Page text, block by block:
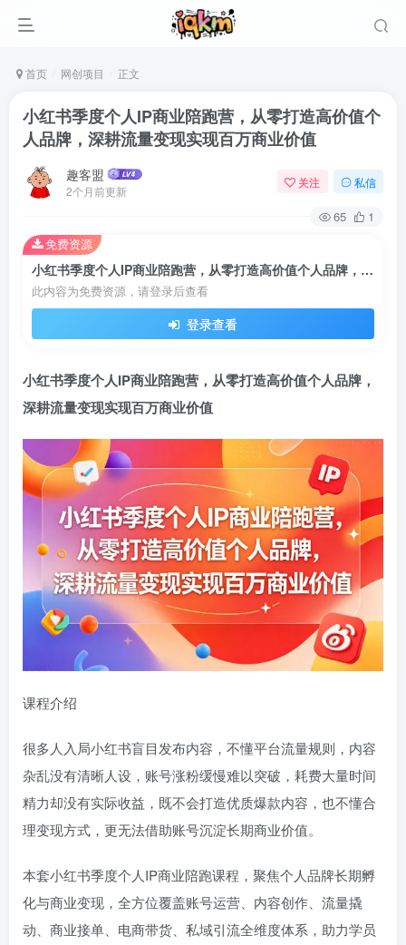
首页 网创项目 正文
小红书季度个人IP商业陪跑营，从零打造高价值个
人品牌，深耕流量变现实现百万商业价值
趣客盟
2个月前更新
关注 私信
65 1
小红书季度个人IP商业陪跑营，从零打造高价值个人品牌，深耕流量变现实现百万商业价值
此内容为免费资源，请登录后查看
登录查看
免费资源
小红书季度个人IP商业陪跑营，从零打造高价值个人品牌，
深耕流量变现实现百万商业价值
课程介绍
很多人入局小红书盲目发布内容，不懂平台流量规则，内容
杂乱没有清晰人设，账号涨粉缓慢难以突破，耗费大量时间
精力却没有实际收益，既不会打造优质爆款内容，也不懂合
理变现方式，更无法借助账号沉淀长期商业价值。
本套小红书季度个人IP商业陪跑课程，聚焦个人品牌长期孵
化与商业变现，全方位覆盖账号运营、内容创作、流量撬
动、商业接单、电商带货、私域引流全维度体系，助力学员
登录
用户名或邮箱
记住登录 找回密码
登录
社交账号登录
QQ登录